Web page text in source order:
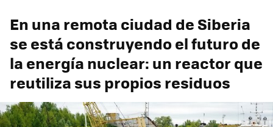
En una remota ciudad de Siberia
se está construyendo el futuro de
la energía nuclear: un reactor que
reutiliza sus propios residuos